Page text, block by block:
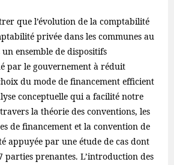
que l’évolution de la comptabilité
privée dans les communes au
ensemble de dispositifs
par le gouvernement à réduit
du mode de financement efficient
conceptuelle qui a facilité notre
travers la théorie des conventions, les
de financement et la convention de
appuyée par une étude de cas dont
parties prenantes. L’introduction des